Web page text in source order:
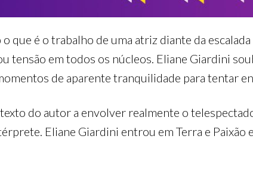
que é o trabalho de uma atriz diante da
tensão em todos os núcleos. Eliane Giardini
de aparente tranquilidade para tentar
do autor a envolver realmente o
Eliane Giardini entrou em Terra e Paixão